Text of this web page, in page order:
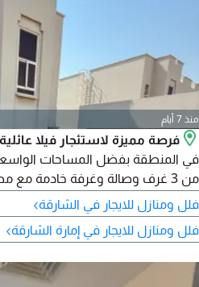
منذ 7 أيام
فرصة مميزة لاستئجار فيلا
في المنطقة بفضل المساحات
من 3 غرف وصالة وغرفة خادمة
كم فقط عن مطار الشارقة الدولي.
فلل ومنازل للايجار في الشارقة›
فلل ومنازل للايجار في إمارة الشارقة›